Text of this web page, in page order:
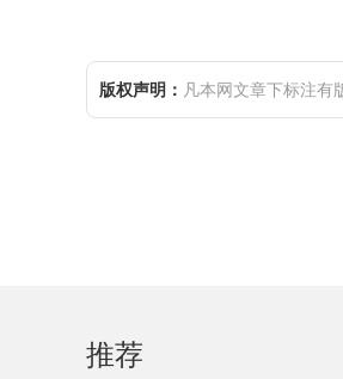
版权声明： 凡本网文章下标注有
推荐